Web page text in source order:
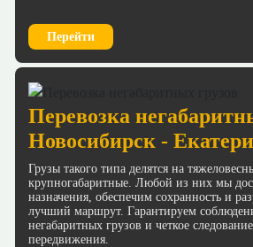
Перейти
Перевозка
Новосибирск -
Грузы такого типа делятся на
крупногабаритные. Любой из них мы
назначения, обеспечим сохранность и
лучший маршрут. Гарантируем
негабаритных грузов и четкое
передвижения.